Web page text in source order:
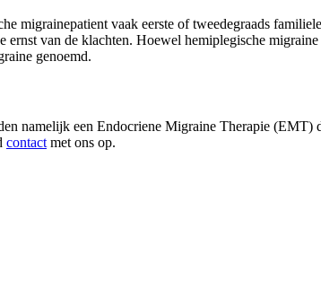
migrainepatient vaak eerste of tweedegraads
van de klachten. Hoewel hemiplegische
genoemd.
namelijk een Endocriene Migraine Therapie (EMT)
contact met ons op.